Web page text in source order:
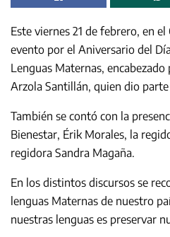
Este viernes 21 de febrero, en
evento por el Aniversario del
Lenguas Maternas,
Arzola Santillán, quien dio
También se contó con la
Bienestar, Érik Morales, la
regidora Sandra Magaña.
En los distintos discursos se
lenguas Maternas de nuestro
nuestras lenguas es preservar